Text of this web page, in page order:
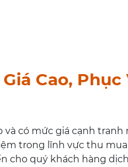
Cao, Phục
và có mức giá cạnh tranh
trong lĩnh vực thu
cho quý khách hàng